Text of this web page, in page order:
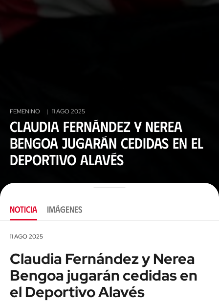
FEMENINO | 11 AGO 2025
Claudia Fernández y Nerea
Bengoa jugarán cedidas en el
Deportivo Alavés
NOTICIA IMÁGENES
11 AGO 2025
Claudia Fernández y Nerea
Bengoa jugarán cedidas en
el Deportivo Alavés